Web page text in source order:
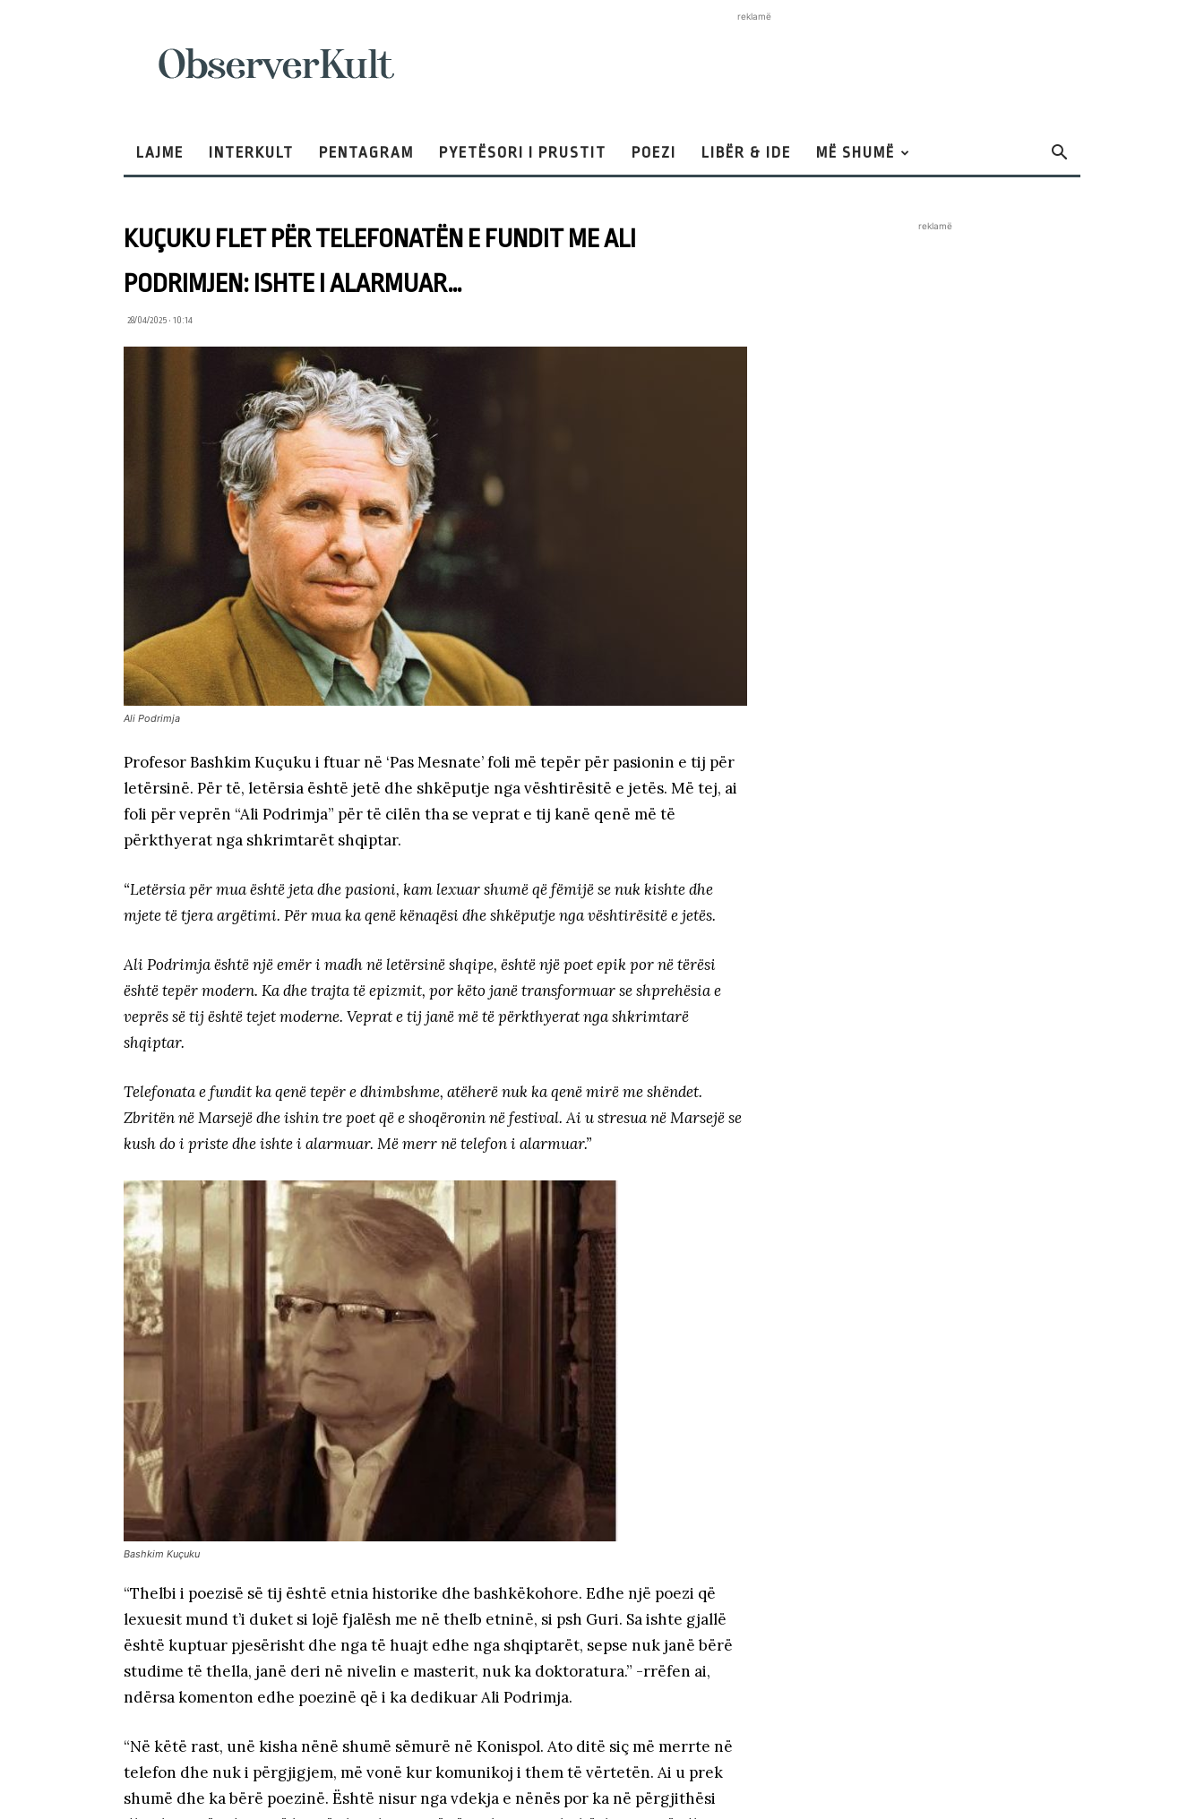
reklamë
LAJME INTERKULT PENTAGRAM PYETËSORI I PRUSTIT POEZI LIBËR & IDE MË SHUMË
KUÇUKU FLET PËR TELEFONATËN E FUNDIT ME ALI
PODRIMJEN: ISHTE I ALARMUAR…
28/04/2025 • 10:14
Ali Podrimja
Profesor Bashkim Kuçuku i ftuar në ‘Pas Mesnate’ foli më tepër për pasionin e tij për
letërsinë. Për të, letërsia është jetë dhe shkëputje nga vështirësitë e jetës. Më tej, ai
foli për veprën “Ali Podrimja” për të cilën tha se veprat e tij kanë qenë më të
përkthyerat nga shkrimtarët shqiptar.
“Letërsia për mua është jeta dhe pasioni, kam lexuar shumë që fëmijë se nuk kishte dhe
mjete të tjera argëtimi. Për mua ka qenë kënaqësi dhe shkëputje nga vështirësitë e jetës.
Ali Podrimja është një emër i madh në letërsinë shqipe, është një poet epik por në tërësi
është tepër modern. Ka dhe trajta të epizmit, por këto janë transformuar se shprehësia e
veprës së tij është tejet moderne. Veprat e tij janë më të përkthyerat nga shkrimtarë
shqiptar.
Telefonata e fundit ka qenë tepër e dhimbshme, atëherë nuk ka qenë mirë me shëndet.
Zbritën në Marsejë dhe ishin tre poet që e shoqëronin në festival. Ai u stresua në Marsejë se
kush do i priste dhe ishte i alarmuar. Më merr në telefon i alarmuar.”
Bashkim Kuçuku
“Thelbi i poezisë së tij është etnia historike dhe bashkëkohore. Edhe një poezi që
lexuesit mund t’i duket si lojë fjalësh me në thelb etninë, si psh Guri. Sa ishte gjallë
është kuptuar pjesërisht dhe nga të huajt edhe nga shqiptarët, sepse nuk janë bërë
studime të thella, janë deri në nivelin e masterit, nuk ka doktoratura.” -rrëfen ai,
ndërsa komenton edhe poezinë që i ka dedikuar Ali Podrimja.
“Në këtë rast, unë kisha nënë shumë sëmurë në Konispol. Ato ditë siç më merrte në
telefon dhe nuk i përgjigjem, më vonë kur komunikoj i them të vërtetën. Ai u prek
shumë dhe ka bërë poezinë. Është nisur nga vdekja e nënës por ka në përgjithësi
reklamë